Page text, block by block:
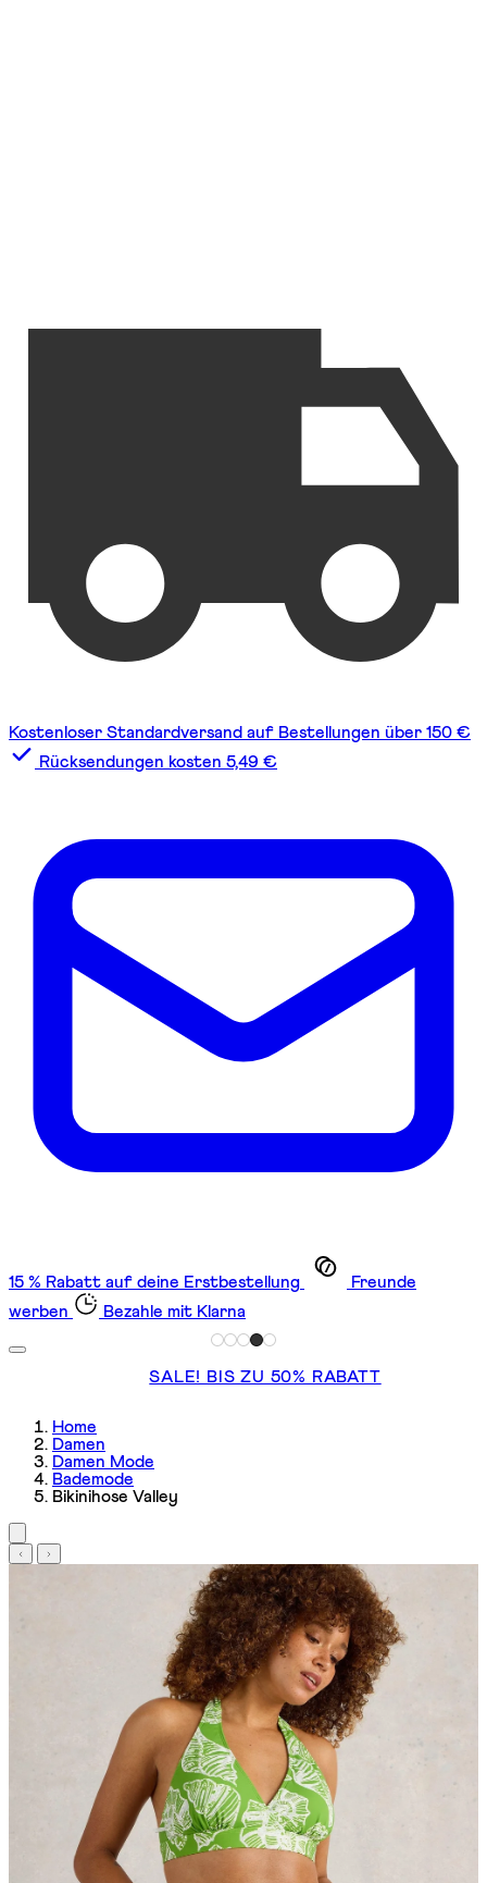
Kostenloser Standardversand auf Bestellungen über 150 €
Rücksendungen kosten 5,49 €
15 % Rabatt auf deine Erstbestellung
Freunde
werben
Bezahle mit Klarna
SALE! BIS ZU 50% RABATT
Home
Damen
Damen Mode
Bademode
Bikinihose Valley